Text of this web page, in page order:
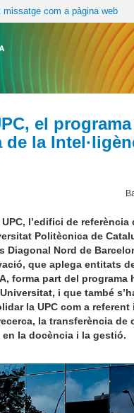
missatge com a pàgina web
el
de la
l’edifici de referència
Politècnica de
Diagonal Nord de
que aplega entitats
forma part del programa
i que també
la UPC com a
la transferència de
la docència i la gestió.